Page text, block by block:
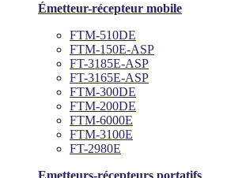
Émetteur-récepteur mobile
FTM-510DE
FTM-150E-ASP
FT-3185E-ASP
FT-3165E-ASP
FTM-300DE
FTM-200DE
FTM-6000E
FTM-3100E
FT-2980E
Emetteurs-récepteurs portatifs